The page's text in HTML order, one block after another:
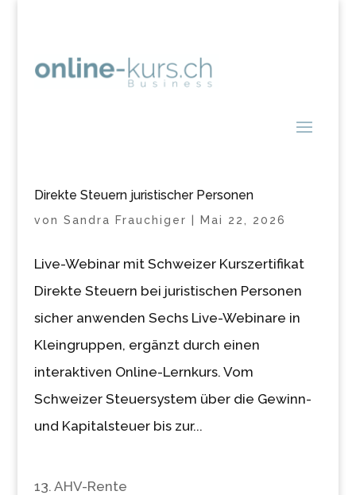
Direkte Steuern juristischer Personen
von Sandra Frauchiger | Mai 22, 2026
Live-Webinar mit Schweizer Kurszertifikat
Direkte Steuern bei juristischen Personen
sicher anwenden Sechs Live-Webinare in
Kleingruppen, ergänzt durch einen
interaktiven Online-Lernkurs. Vom
Schweizer Steuersystem über die Gewinn-
und Kapitalsteuer bis zur...
13. AHV-Rente